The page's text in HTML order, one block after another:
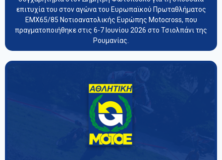
επιτυχία του στον αγώνα του Ευρωπαϊκού Πρωταθλήματος
EMX65/85 Νοτιοανατολικής Ευρώπης Motocross, που
πραγματοποιήθηκε στις 6-7 Ιουνίου 2026 στο Τσιολπάνι της
Ρουμανίας.